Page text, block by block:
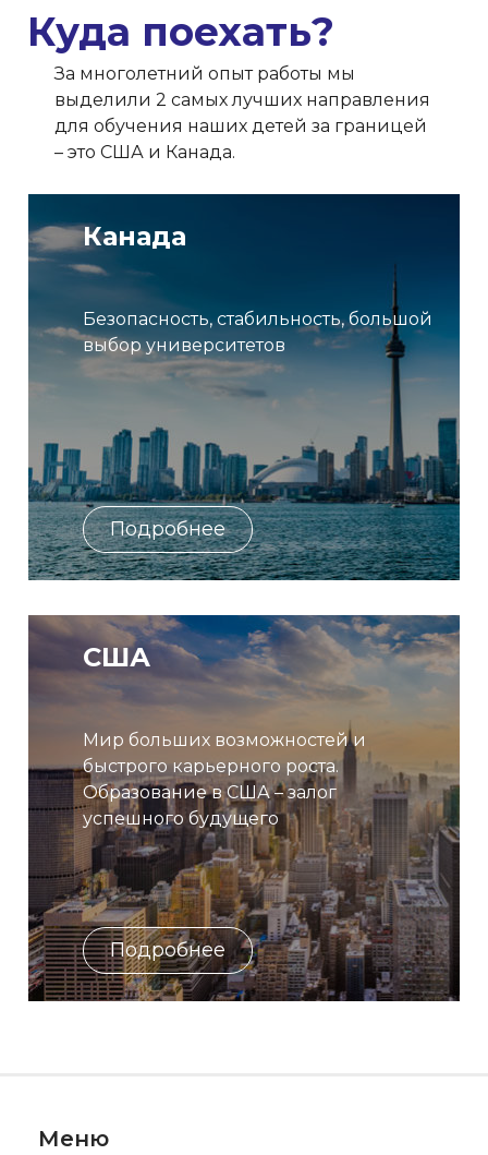
Куда поехать?
За многолетний опыт работы мы
выделили 2 самых лучших направления
для обучения наших детей за границей
– это США и Канада.
Канада
Безопасность, стабильность, большой
выбор университетов
Подробнее
США
Мир больших возможностей и
быстрого карьерного роста.
Образование в США – залог
успешного будущего
Подробнее
Меню